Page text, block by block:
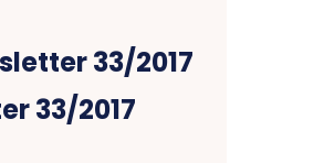
33/2017